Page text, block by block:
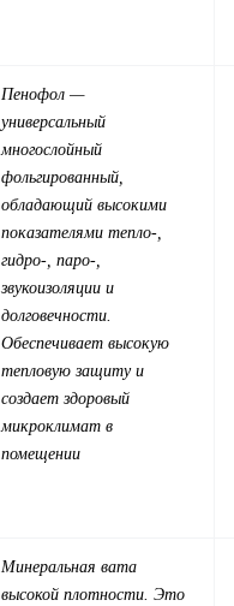
Пенофол —
универсальный
многослойный
фольгированный,
обладающий высокими
показателями тепло-,
гидро-, паро-,
звукоизоляции и
долговечности.
Обеспечивает высокую
тепловую защиту и
создает здоровый
микроклимат в
помещении
Минеральная вата
высокой плотности. Это